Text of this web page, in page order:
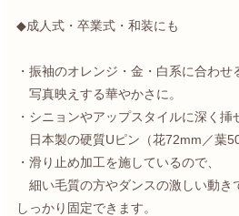
◆成人式・卒業式・和装にも
・振袖のオレンジ・金・白系に合わせ
写真映えする華やかさに。
・シニョンやアップスタイルに深く挿
日本製の硬質Uピン（花72mm／葉
・滑り止め加工を施しているので、
細い毛質の方やダンスの激しい動き
しっかり固定できます。